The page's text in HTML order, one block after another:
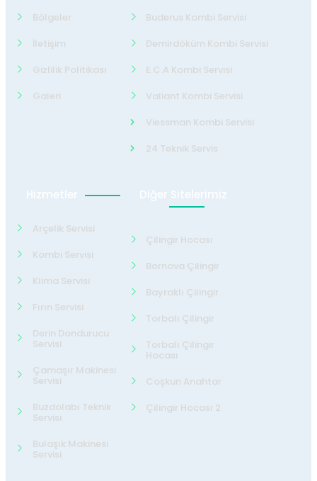
Bölgeler
İletişim
Gizlilik Politikası
Galeri
Buderus Kombi Servisi
Demirdöküm Kombi Servisi
E.C.A Kombi Servisi
Valiant Kombi Servisi
Viessman Kombi Servisi
24 Teknik Servis
Hizmetler
Arçelik Servisi
Kombi Servisi
Klima Servisi
Fırın Servisi
Derin Dondurucu
Servisi
Çamaşır Makinesi
Servisi
Buzdolabı Teknik
Servisi
Bulaşık Makinesi
Servisi
Diğer Sitelerimiz
Çilingir Hocası
Bornova Çilingir
Bayraklı Çilingir
Torbalı Çilingir
Torbalı Çilingir
Hocası
Coşkun Anahtar
Çilingir Hocası 2